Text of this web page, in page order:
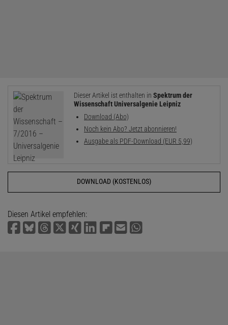
Dieser Artikel ist enthalten in Spektrum der
Wissenschaft Universalgenie Leipniz
Download (Abo)
Noch kein Abo? Jetzt abonnieren!
Ausgabe als PDF-Download (EUR 5,99)
DOWNLOAD (KOSTENLOS)
Diesen Artikel empfehlen: